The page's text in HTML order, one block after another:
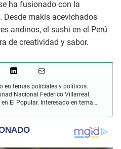
ha fusionado con la
Desde makis acevichados
andinos, el sushi en el Perú
de creatividad y sabor.
en temas policiales y políticos.
Nacional Federico Villarreal.
Interesado en temas